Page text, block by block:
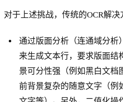
对于上述挑战，传统的OCR解决
通过版面分析（连通域分析
来生成文本行，要求版面结
景可分性强（例如黑白文档
前背景复杂的随意文字（例